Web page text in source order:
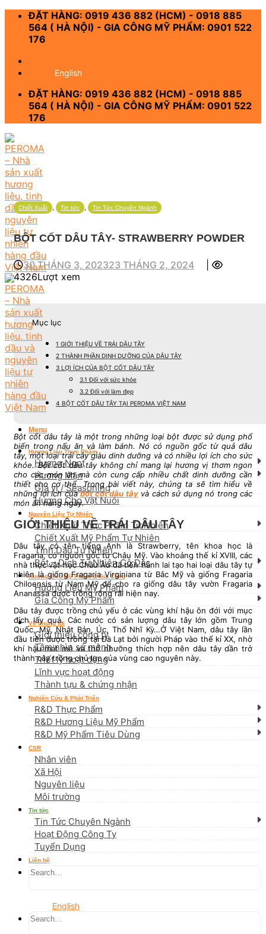
Skip
content
ĐẶT HÀNG: 0919 436 882 (HCM) - 0918 885
564 ( HÀ NỘI) - GIA CÔNG MỸ PHẨM: 0901 522
176
English
ĐẶT HÀNG: 0919 436 882 (HCM) - 0918 885
564 ( HÀ NỘI) - GIA CÔNG MỸ PHẨM: 0901 522
176
Menu
Hương Liệu Thực Phẩm
Hương Ngọt
Hương Mặn
Gia vị / Seasoning
Hương Cho Vật Nuôi
Nguyên Liệu Tự Nhiên
Chiết Xuất Thực Phẩm Tự Nhiên
Chiết Xuất Mỹ Phẩm Tự Nhiên
Tinh Dầu Tự Nhiên
Bột – Dịch Tự Nhiên Cô Đặc
Hương Liệu Mỹ Phẩm & Gia Công
Hương Liệu Mỹ Phẩm
Gia Công Mỹ Phẩm
Về chúng tôi
Giới thiệu công ty
Tầm nhìn sứ mệnh
Triết lý hoạt động
Lĩnh vực hoạt động
Thành tựu & chứng nhận
Nghiên Cứu & Phát Triển
R&D Thực Phẩm
R&D Hương Liệu Mỹ Phẩm
R&D Mỹ Phẩm Tiêu Dùng
CSR
Nhân viên
Xã Hội
Nguyên liệu
Môi trường
Tin tức
Tin Tức Chuyên Ngành
Hoạt Động Công Ty
Tuyển Dụng
Liên hệ
English
Chiết Xuất Tin tức Tin Tức Chuyên Ngành
BỘT CỐT DÂU TÂY- STRAWBERRY POWDER
30 THÁNG 3, 202323 THÁNG 2, 2024
4326Lượt xem
Mục lục
1 GIỚI THIỆU VỀ TRÁI DÂU TÂY
2 THÀNH PHẦN DINH DƯỠNG CỦA DÂU TÂY
3 LỢI ÍCH CỦA BỘT CỐT DÂU TÂY
3.1 Đối với sức khỏe
3.2Đối với làm đẹp
4 BỘT CỐT DÂU TÂY TẠI PEROMA VIỆT NAM
Bột cốt dâu tây là một trong những loại bột được sử dụng phổ
biến trong nấu ăn và làm bánh. Nó có nguồn gốc từ quả dâu
tây, một loại trái cây giàu dinh dưỡng và có nhiều lợi ích cho sức
khỏe. Bột cốt dâu tây không chỉ mang lại hương vị thơm ngon
cho các món ăn mà còn cung cấp nhiều chất dinh dưỡng cần
thiết cho cơ thể. Trong bài viết này, chúng ta sẽ tìm hiểu về
những lợi ích củabột cốt dâu tâyvà cách sử dụng nó trong các
món ăn hàng ngày.
GIỚI THIỆU VỀ TRÁI DÂU TÂY
Dâu tây có tên tiếng Anh là Strawberry, tên khoa học là
Fragaria, có nguồn gốc từ Châu Mỹ. Vào khoảng thế kỉ XVIII, các
nhà thực vật học Châu Âu đã tiến hành lai tạo hai loại dâu tây tự
nhiên là giống Fragaria Virginiana từ Bắc Mỹ và giống Fragaria
Chiloensis từ Nam Mỹ để cho ra giống dâu tây vườn Fragaria
Ananassa được trồng rộng rãi hiện nay.
Dâu tây được trồng chủ yếu ở các vùng khí hậu ôn đới với mục
đích lấy quả. Các nước có sản lượng dâu tây lớn gồm Trung
Quốc, Mỹ, Nhật Bản, Úc, Thổ Nhĩ Kỳ…Ở Việt Nam, dâu tây lần
đầu tiên được trồng tại Đà Lạt bởi người Pháp vào thế kỉ XX, nhờ
khí hậu mát mẻ và thổ nhưỡng thích hợp nên dâu tây dần trở
thành cây trồng chủ lực của vùng cao nguyên này.